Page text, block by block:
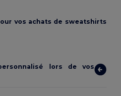
vos achats de sweatshirts
lors de vos